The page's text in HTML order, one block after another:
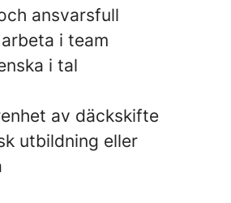
ansvarsfull
i team
i tal
av däckskifte
utbildning eller